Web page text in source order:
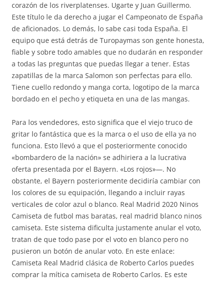
corazón de los riverplatenses. Ugarte y Juan Guillermo.
Este título le da derecho a jugar el Campeonato de España
de aficionados. Lo demás, lo sabe casi toda España. El
equipo que está detrás de Turopaymas son gente honesta,
fiable y sobre todo amables que no dudarán en responder
a todas las preguntas que puedas llegar a tener. Estas
zapatillas de la marca Salomon son perfectas para ello.
Tiene cuello redondo y manga corta, logotipo de la marca
bordado en el pecho y etiqueta en una de las mangas.
Para los vendedores, esto significa que el viejo truco de
gritar lo fantástica que es la marca o el uso de ella ya no
funciona. Esto llevó a que el posteriormente conocido
«bombardero de la nación» se adhiriera a la lucrativa
oferta presentada por el Bayern. «Los rojos»—. No
obstante, el Bayern posteriormente decidiría cambiar con
los colores de su equipación, llegando a incluir rayas
verticales de color azul o blanco. Real Madrid 2020 Ninos
Camiseta de futbol mas baratas, real madrid blanco ninos
camiseta. Este sistema dificulta justamente anular el voto,
tratan de que todo pase por el voto en blanco pero no
pusieron un botón de anular voto. En este enlace:
Camiseta Real Madrid clásica de Roberto Carlos puedes
comprar la mítica camiseta de Roberto Carlos. Es este